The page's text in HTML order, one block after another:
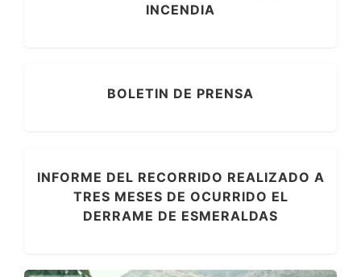
INCENDIA
BOLETIN DE PRENSA
INFORME DEL RECORRIDO REALIZADO A
TRES MESES DE OCURRIDO EL
DERRAME DE ESMERALDAS